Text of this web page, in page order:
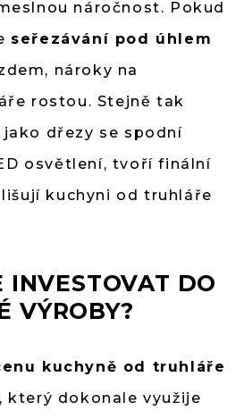
náročnost. Pokud
seřezávání pod úhlem
nároky na
rostou. Stejně tak
jako dřezy se spodní
osvětlení, tvoří finální
kuchyni od truhláře
INVESTOVAT DO
VÝROBY?
kuchyně od truhláře
který dokonale využije